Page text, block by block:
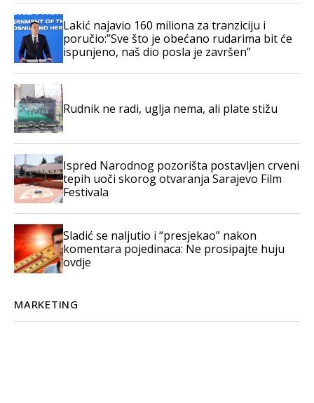
Lakić najavio 160 miliona za tranziciju i
poručio:”Sve što je obećano rudarima bit će
ispunjeno, naš dio posla je završen”
Rudnik ne radi, uglja nema, ali plate stižu
Ispred Narodnog pozorišta postavljen crveni
tepih uoči skorog otvaranja Sarajevo Film
Festivala
Sladić se naljutio i “presjekao” nakon
komentara pojedinaca: Ne prosipajte huju
ovdje
MARKETING